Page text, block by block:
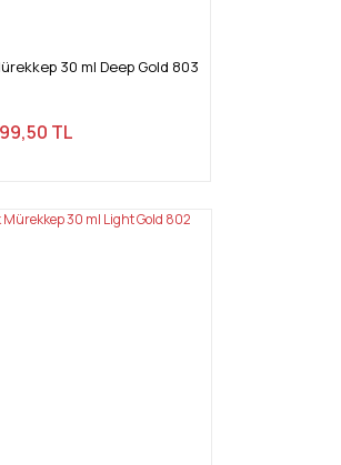
30 ml Deep Gold 803
TL